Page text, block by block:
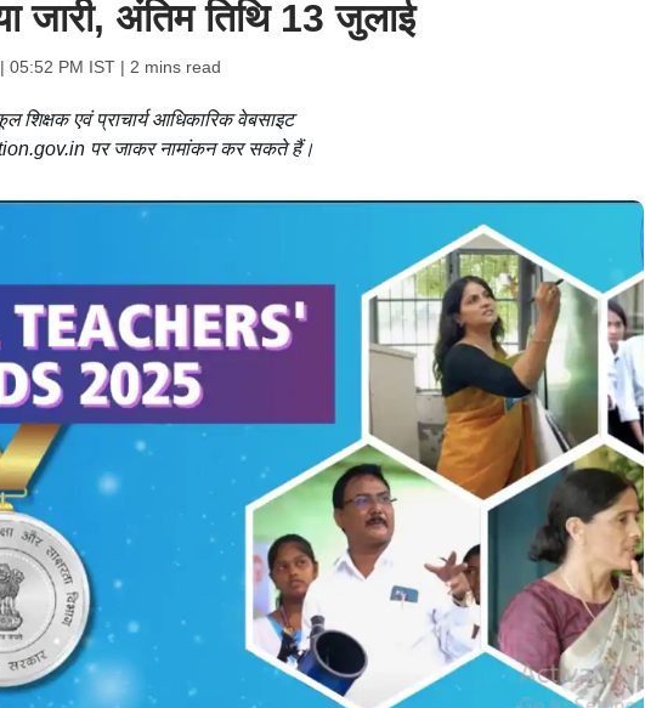
जारी, अंतिम तिथि 13 जुलाई
05:52 PM IST| 2 mins read
शिक्षक एवं प्राचार्य आधिकारिक वेबसाइट
पर जाकर नामांकन कर सकते हैं।